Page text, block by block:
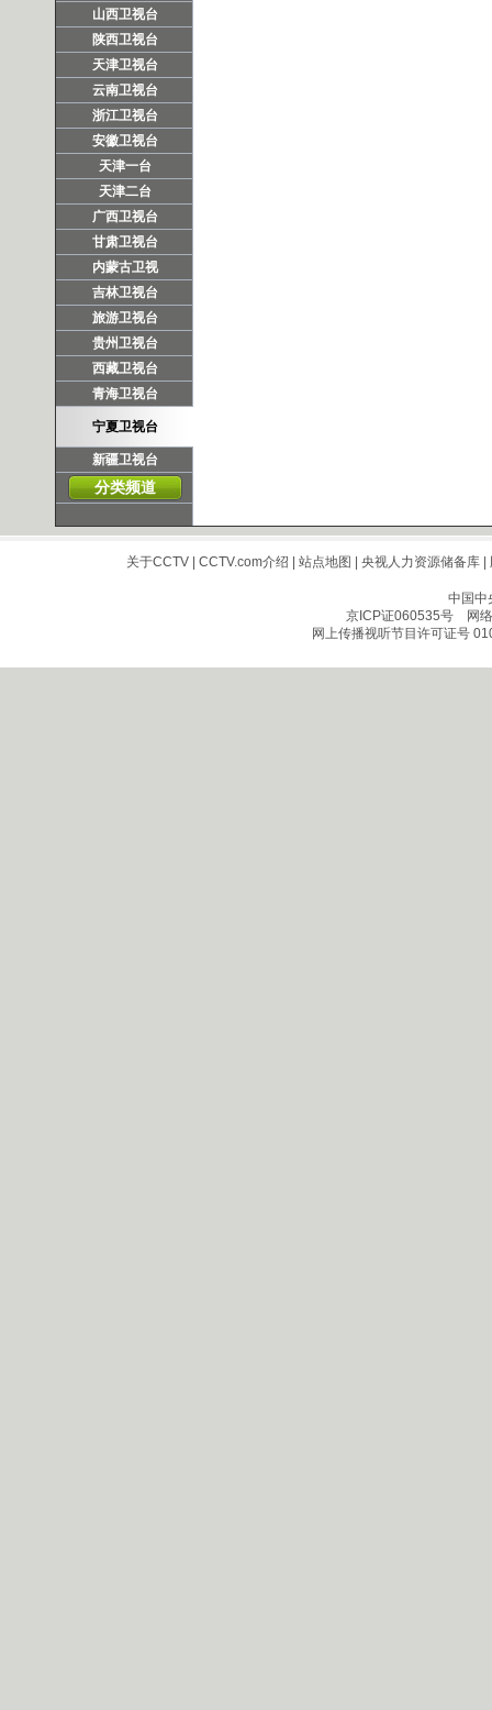
山西卫视台
陕西卫视台
天津卫视台
云南卫视台
浙江卫视台
安徽卫视台
天津一台
天津二台
广西卫视台
甘肃卫视台
内蒙古卫视
吉林卫视台
旅游卫视台
贵州卫视台
西藏卫视台
青海卫视台
宁夏卫视台
新疆卫视台
分类频道
关于CCTV| CCTV.com介绍 站点地图 央视人力资源储备库|
中国中
京ICP证060535号网络
网上传播视听节目许可证号